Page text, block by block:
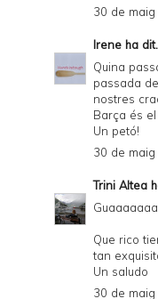
30 de
Irene ha
Quina
passada
nostres
Barça és
Un petó!
30 de
Trini Altea
Que rico
tan
Un saludo
30 de